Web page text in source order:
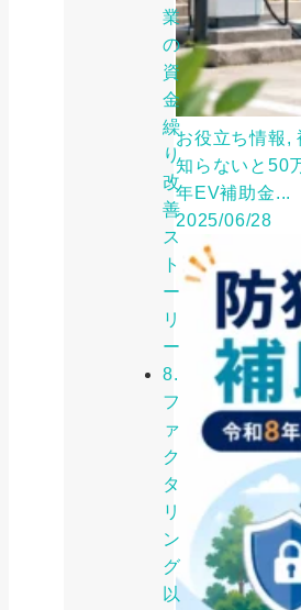
業
の
資
金
繰
り
改
善
ス
ト
ー
リ
ー
8.
フ
ァ
ク
タ
リ
ン
グ
以
お役立ち情報,
知らないと50
年EV補助金...
2025/06/28